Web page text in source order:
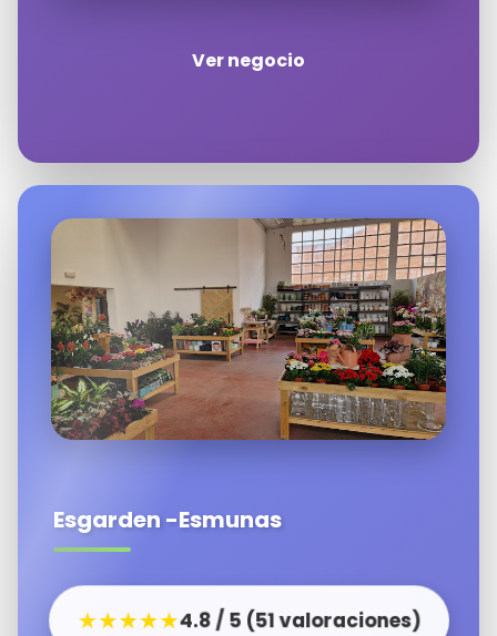
Ver negocio
Esgarden -Esmunas
★★★★★4.8 / 5 (51 valoraciones)